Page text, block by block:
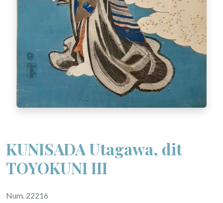
KUNISADA Utagawa, dit
TOYOKUNI III
Num. 22216